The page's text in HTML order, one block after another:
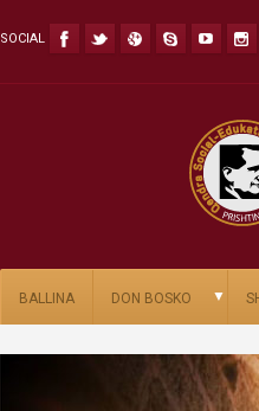
SOCIAL
BALLINA DON BOSKO ▼